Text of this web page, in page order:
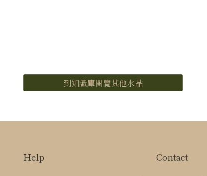
到知識庫閱覽其他水晶
Help Contact